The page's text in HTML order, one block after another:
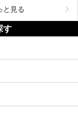
と見る
す